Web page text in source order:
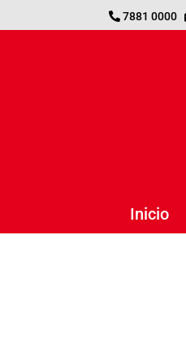
7881 0000
Inicio